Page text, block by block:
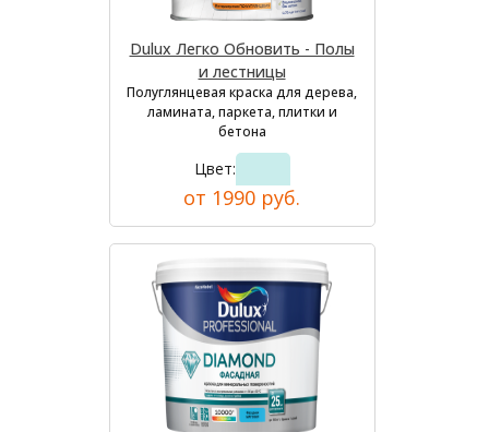
Dulux Легко Обновить - Полы
и лестницы
Полуглянцевая краска для дерева,
ламината, паркета, плитки и
бетона
Цвет:
от 1990 руб.